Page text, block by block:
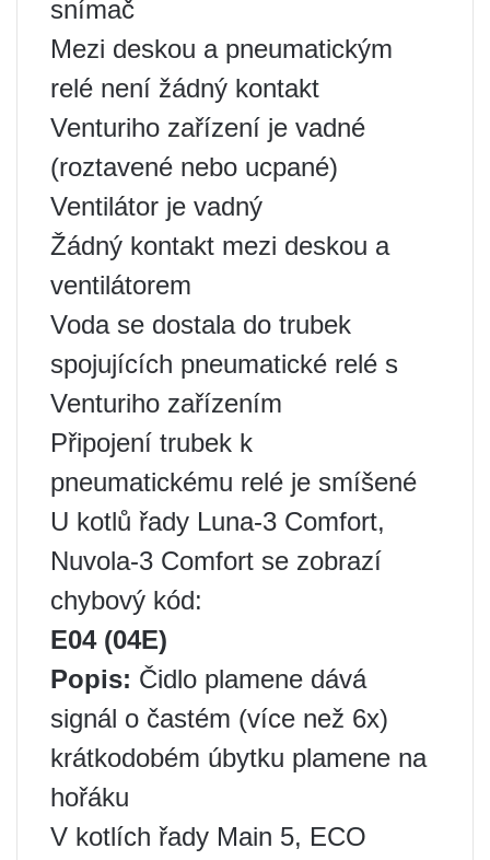
snímač
Mezi deskou a pneumatickým
relé není žádný kontakt
Venturiho zařízení je vadné
(roztavené nebo ucpané)
Ventilátor je vadný
Žádný kontakt mezi deskou a
ventilátorem
Voda se dostala do trubek
spojujících pneumatické relé s
Venturiho zařízením
Připojení trubek k
pneumatickému relé je smíšené
U kotlů řady Luna-3 Comfort,
Nuvola-3 Comfort se zobrazí
chybový kód:
E04 (04E)
Popis: Čidlo plamene dává
signál o častém (více než 6x)
krátkodobém úbytku plamene na
hořáku
V kotlích řady Main 5, ECO